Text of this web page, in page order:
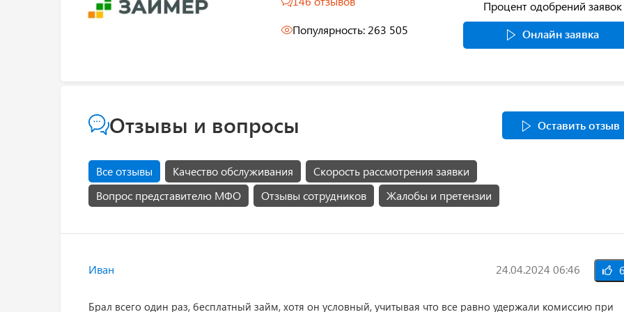
Популярность: 263 505
Процент одобрений заявок
Онлайн заявка
Отзывы и вопросы Оставить отзыв
Все отзывы Качество обслуживания
Скорость рассмотрения заявки
Вопрос представителю МФО
Отзывы сотрудников Жалобы и претензии
Иван 24.04.2024 06:46
Брал всего один раз, бесплатный займ, хотя он условный, учитывая что все равно удержали комиссию при